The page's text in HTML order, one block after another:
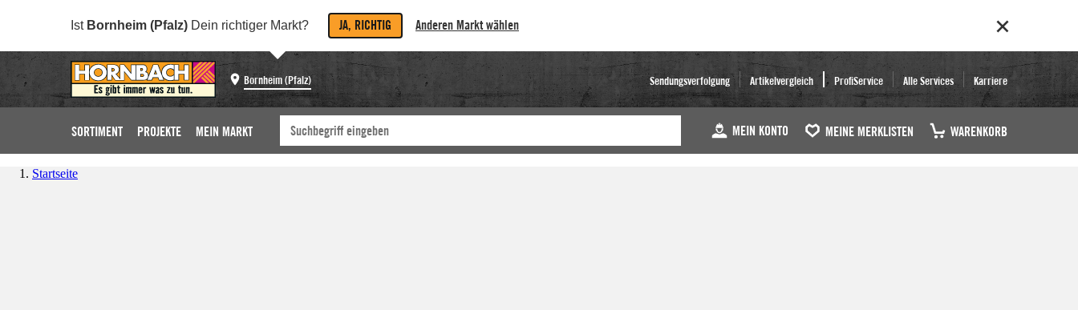
Ist Bornheim (Pfalz) Dein richtiger Markt? JA, RICHTIG Anderen Markt wählen
Bornheim (Pfalz) Sendungsverfolgung Artikelvergleich ProfiService Alle Services Karriere
SORTIMENT PROJEKTE MEIN MARKT MEIN KONTO MEINE MERKLISTEN WARENKORB
Startseite